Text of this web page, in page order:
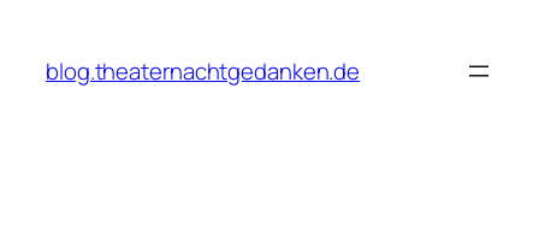
springen
blog.theaternachtgedanken.de